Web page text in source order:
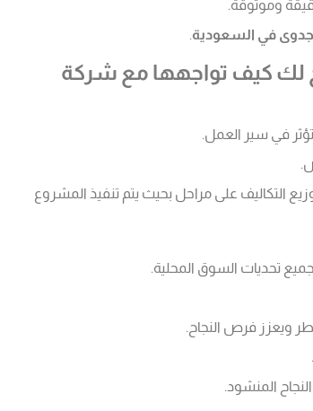
وموثوقة.
في السعودية.
لك كيف تواجهها مع شركة
في سير العمل.
التكاليف على مراحل بحيث يتم تنفيذ المشروع
تحديات السوق المحلية.
ويعزز فرص النجاح.
المنشود.